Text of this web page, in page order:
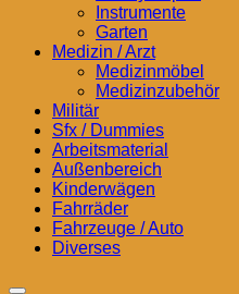
Instrumente
Garten
Medizin / Arzt
Medizinmöbel
Medizinzubehör
Militär
Sfx / Dummies
Arbeitsmaterial
Außenbereich
Kinderwägen
Fahrräder
Fahrzeuge / Auto
Diverses